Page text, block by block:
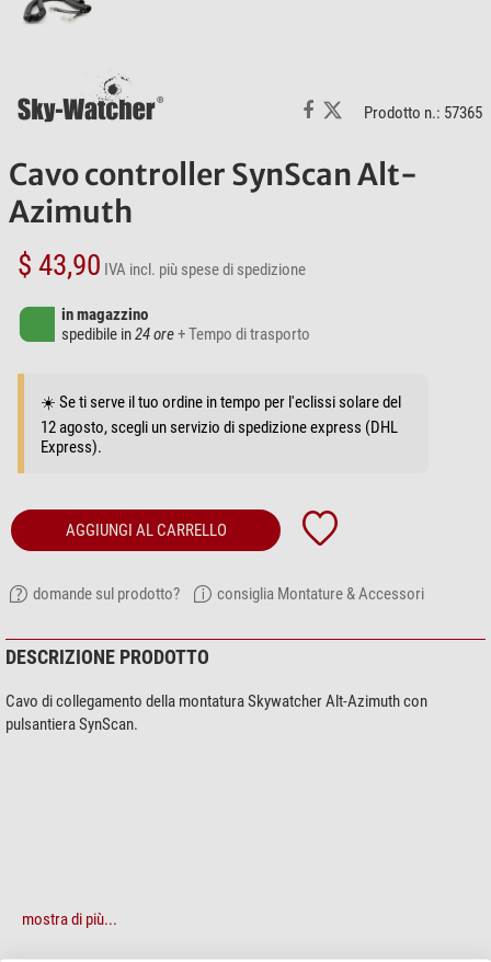
Prodotto n.: 57365
Cavo controller SynScan Alt-
Azimuth
$ 43,90 IVA incl. più spese di spedizione
in magazzino
spedibile in24 ore+ Tempo di trasporto
☀️ Se ti serve il tuo ordine in tempo per l'eclissi solare del
12 agosto, scegli un servizio di spedizione express (DHL
Express).
AGGIUNGI AL CARRELLO
domande sul prodotto? consiglia Montature & Accessori
DESCRIZIONE PRODOTTO
Cavo di collegamento della montatura Skywatcher Alt-Azimuth con
pulsantiera SynScan.
mostra di più...